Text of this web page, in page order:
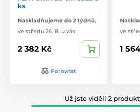
ks
Naskladňujeme do 2 týdnů,
ve středu 26. 8. u vás
2 382 Kč
Porovnat
ve
1
Už jste viděli 2